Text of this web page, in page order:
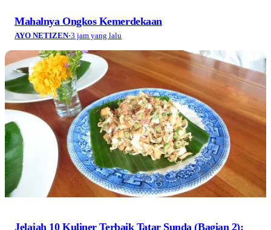
Mahalnya Ongkos Kemerdekaan
AYO NETIZEN·3 jam yang lalu
Jelajah 10 Kuliner Terbaik Tatar Sunda (Bagian 2):